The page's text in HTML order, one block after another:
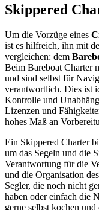
Skippered
Um die Vorzüge eines
ist es hilfreich, ihn mit
vergleichen: dem
Beim Bareboat Charter
und sind selbst für
verantwortlich. Dies ist
Kontrolle und
Lizenzen und
hohes Maß an
Ein Skippered Charter
um das Segeln und die
Verantwortung für die
und die Organisation
Segler, die noch nicht
haben oder einfach die
gerne selbst kochen